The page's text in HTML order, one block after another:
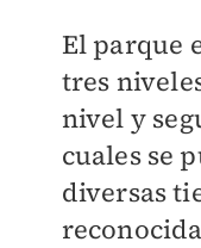
El parque
tres
nivel y
cuales se
diversas